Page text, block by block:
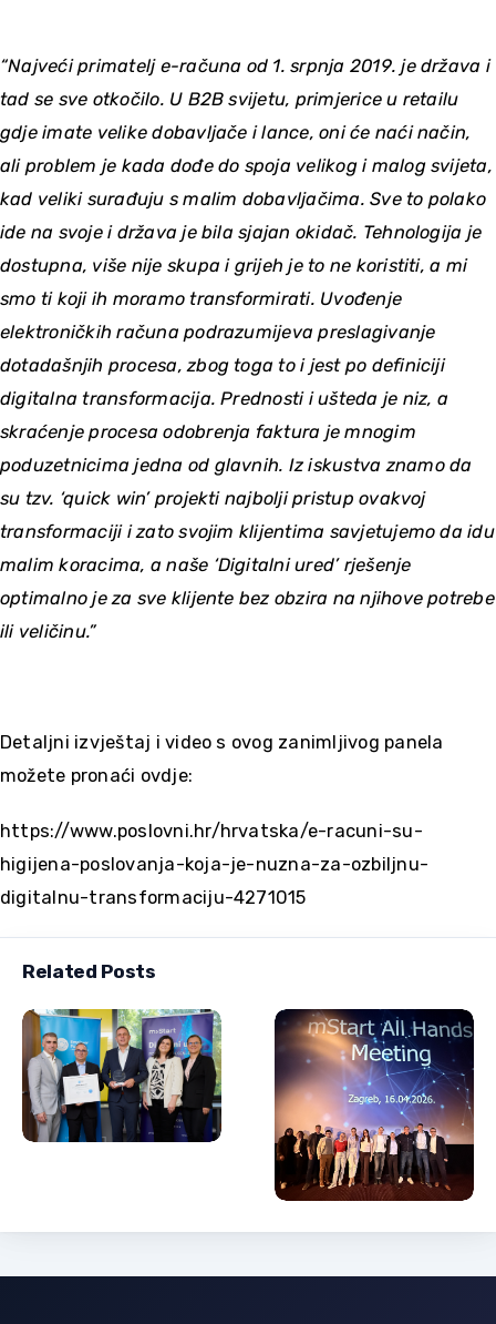
“Najveći primatelj e-računa od 1. srpnja 2019. je država i
tad se sve otkočilo. U B2B svijetu, primjerice u retailu
gdje imate velike dobavljače i lance, oni će naći način,
ali problem je kada dođe do spoja velikog i malog svijeta,
kad veliki surađuju s malim dobavljačima. Sve to polako
ide na svoje i država je bila sjajan okidač. Tehnologija je
dostupna, više nije skupa i grijeh je to ne koristiti, a mi
smo ti koji ih moramo transformirati. Uvođenje
elektroničkih računa podrazumijeva preslagivanje
dotadašnjih procesa, zbog toga to i jest po definiciji
digitalna transformacija. Prednosti i ušteda je niz, a
skraćenje procesa odobrenja faktura je mnogim
poduzetnicima jedna od glavnih. Iz iskustva znamo da
su tzv. ‘quick win’ projekti najbolji pristup ovakvoj
transformaciji i zato svojim klijentima savjetujemo da idu
malim koracima, a naše ‘Digitalni ured’ rješenje
optimalno je za sve klijente bez obzira na njihove potrebe
ili veličinu.”
Detaljni izvještaj i video s ovog zanimljivog panela
možete pronaći ovdje:
https://www.poslovni.hr/hrvatska/e-racuni-su-
higijena-poslovanja-koja-je-nuzna-za-ozbiljnu-
digitalnu-transformaciju-4271015
Related Posts